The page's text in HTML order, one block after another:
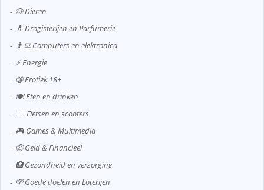
🐶 Dieren
💊 Drogisterijen en Parfumerie
👨‍💻 Computers en elektronica
⚡ Energie
🔞 Erotiek 18+
🍽️ Eten en drinken
🚴‍♂️ Fietsen en scooters
🎮 Games & Multimedia
🤑 Geld & Financieel
🏥 Gezondheid en verzorging
💸 Goede doelen en Loterijen